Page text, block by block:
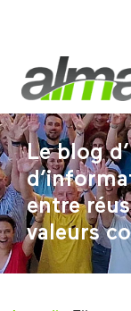
Le blog
entre
valeurs